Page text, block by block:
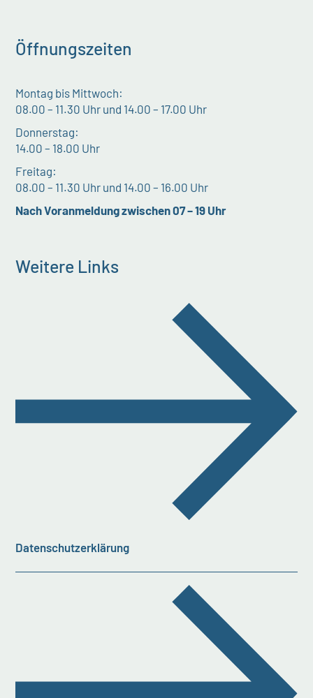
Öffnungszeiten
Montag bis Mittwoch:
08.00 – 11.30 Uhr und 14.00 – 17.00 Uhr
Donnerstag:
14.00 – 18.00 Uhr
Freitag:
08.00 – 11.30 Uhr und 14.00 – 16.00 Uhr
Nach Voranmeldung zwischen 07 – 19 Uhr
Weitere Links
Datenschutzerklärung